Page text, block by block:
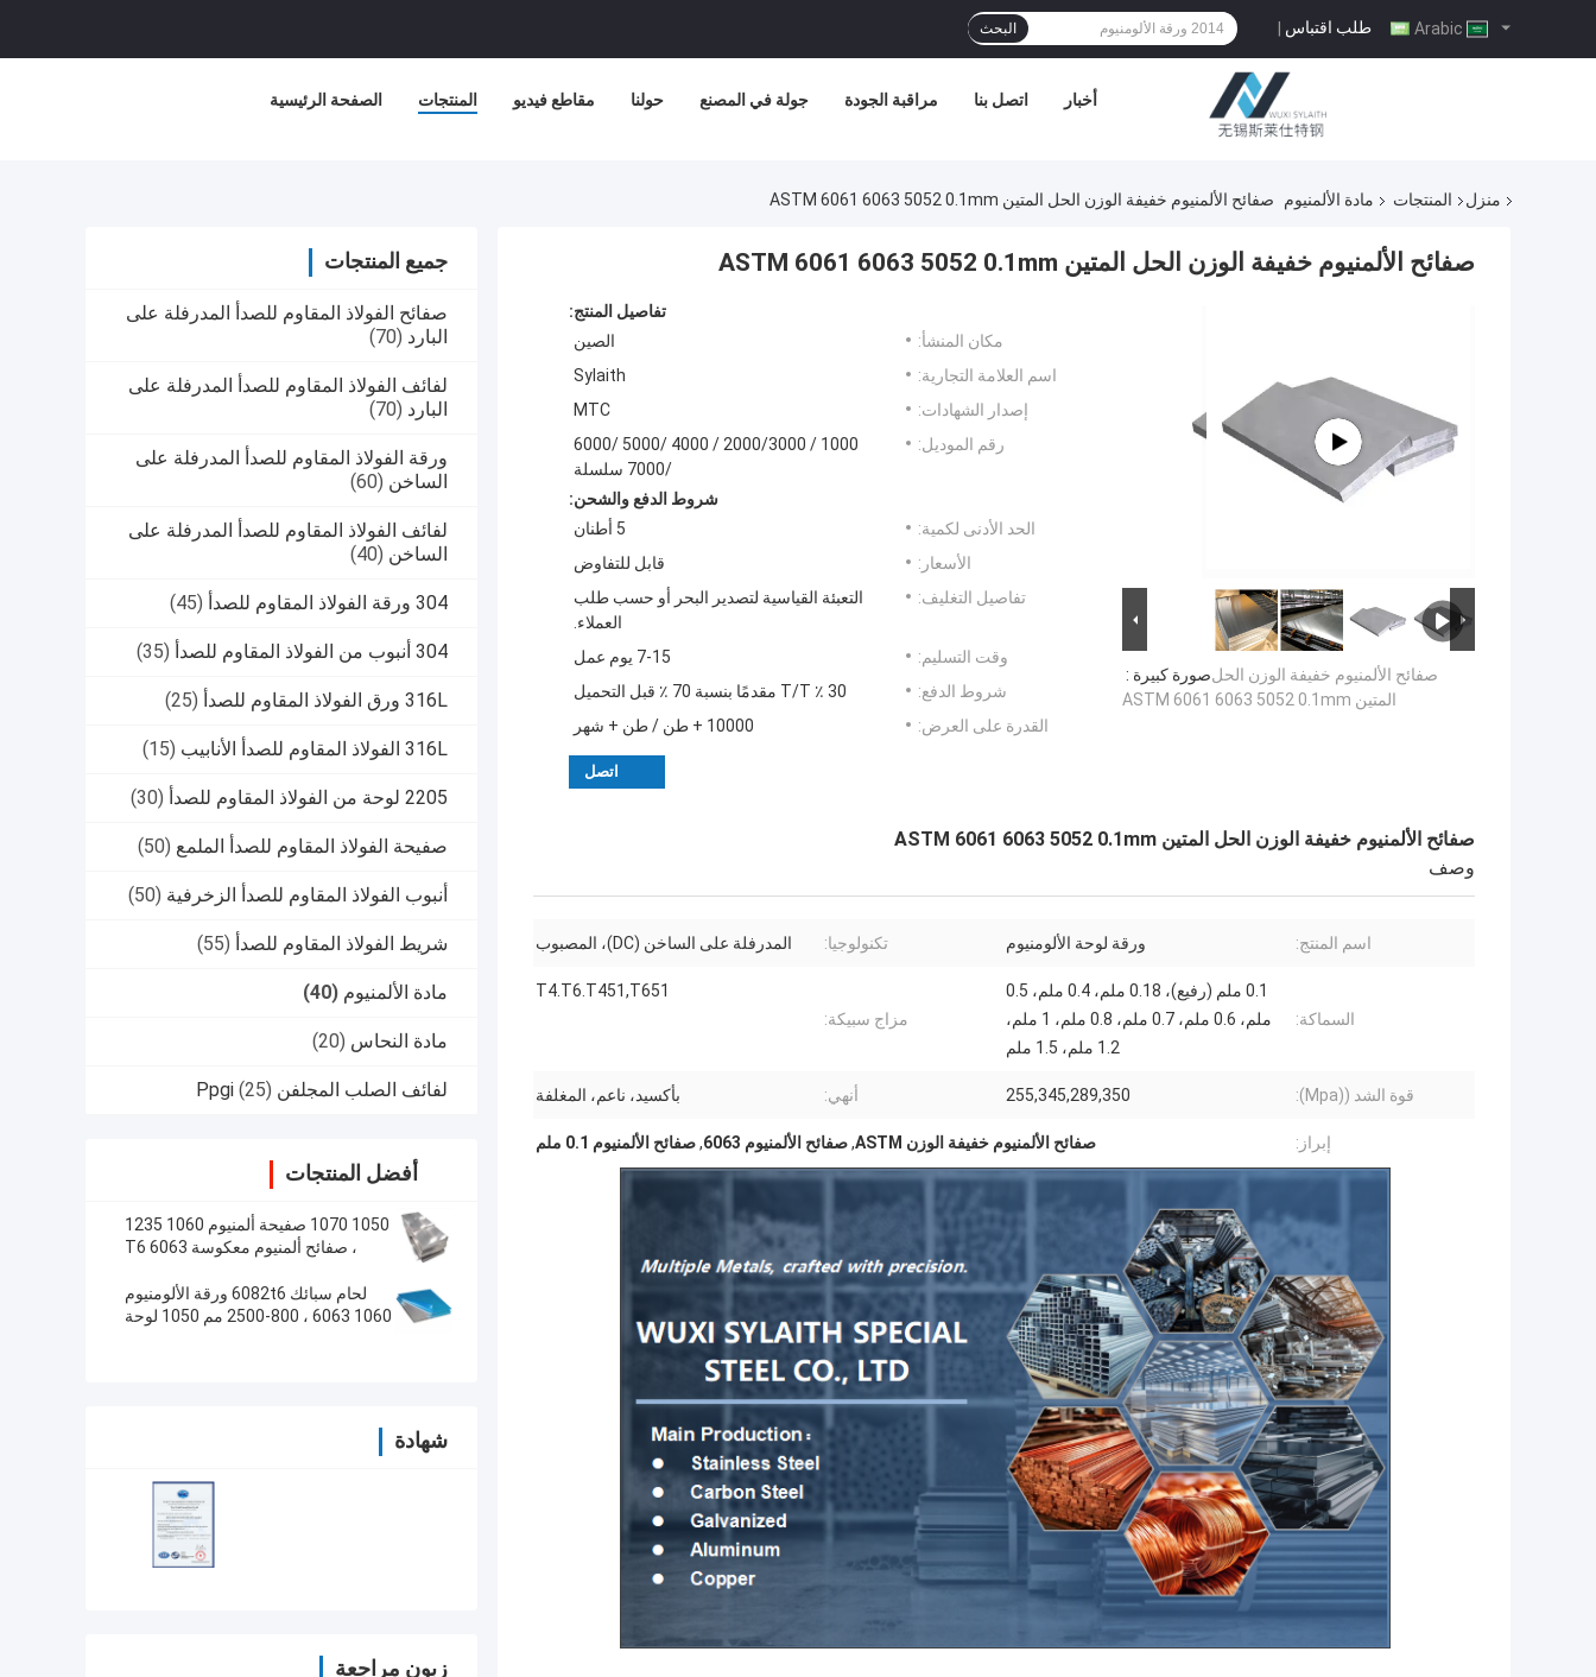
طلب اقتباس | البحث
الصفحة الرئيسية المنتجات مقاطع فيديو حولنا جولة في المصنع مراقبة الجودة اتصل بنا أخبار
منزل المنتجات مادة الألمنيوم صفائح الألمنيوم خفيفة الوزن الحل المتين ASTM 6061 6063 5052 0.1mm
جميع المنتجات
صفائح الفولاذ المقاوم للصدأ المدرفلة على
البارد (70)
لفائف الفولاذ المقاوم للصدأ المدرفلة على
البارد (70)
ورقة الفولاذ المقاوم للصدأ المدرفلة على
الساخن (60)
لفائف الفولاذ المقاوم للصدأ المدرفلة على
الساخن (40)
304 ورقة الفولاذ المقاوم للصدأ (45)
304 أنبوب من الفولاذ المقاوم للصدأ (35)
316L ورق الفولاذ المقاوم للصدأ (25)
316L الفولاذ المقاوم للصدأ الأنابيب (15)
2205 لوحة من الفولاذ المقاوم للصدأ (30)
صفيحة الفولاذ المقاوم للصدأ الملمع (50)
أنبوب الفولاذ المقاوم للصدأ الزخرفية (50)
شريط الفولاذ المقاوم للصدأ (55)
مادة الألمنيوم (40)
مادة النحاس (20)
لفائف الصلب المجلفن Ppgi (25)
أفضل المنتجات
1050 1070 صفيحة ألمنيوم 1060 1235
، صفائح ألمنيوم معكوسة 6063 T6
لحام سبائك 6082t6 ورقة الألومنيوم
1060 6063 ، 800-2500 مم 1050 لوحة
شهادة
زبون مراجعة
صفائح الألمنيوم خفيفة الوزن الحل المتين ASTM 6061 6063 5052 0.1mm
صورة كبيرة :صفائح الألمنيوم خفيفة الوزن الحل
المتين ASTM 6061 6063 5052 0.1mm
تفاصيل المنتج:
مكان المنشأ:
الصين
اسم العلامة التجارية:
Sylaith
إصدار الشهادات:
MTC
رقم الموديل:
1000 / 2000/3000 / 4000 /5000 /6000
/7000 سلسلة
شروط الدفع والشحن:
الحد الأدنى لكمية:
5 أطنان
الأسعار:
قابل للتفاوض
تفاصيل التغليف:
التعبئة القياسية لتصدير البحر أو حسب طلب
العملاء.
وقت التسليم:
7-15 يوم عمل
شروط الدفع:
30 ٪ T/T مقدمًا بنسبة 70 ٪ قبل التحميل
القدرة على العرض:
10000 + طن / طن + شهر
اتصل
صفائح الألمنيوم خفيفة الوزن الحل المتين ASTM 6061 6063 5052 0.1mm
وصف
اسم المنتج: ورقة لوحة الألومنيوم تكنولوجيا: المدرفلة على الساخن (DC)، المصبوب
السماكة:
0.1 ملم (رفيع)، 0.18 ملم، 0.4 ملم، 0.5
ملم، 0.6 ملم، 0.7 ملم، 0.8 ملم، 1 ملم،
1.2 ملم، 1.5 ملم
مزاج سبيكة:
T4.T6.T451,T651
قوة الشد ((Mpa): 255,345,289,350 أنهي: بأكسيد، ناعم، المغلفة
إبراز: صفائح الألمنيوم خفيفة الوزن ASTM ,صفائح الألمنيوم 6063 ,صفائح الألمنيوم 0.1 ملم